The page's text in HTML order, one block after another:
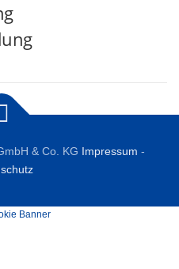
& Co. KG Impressum -
Banner